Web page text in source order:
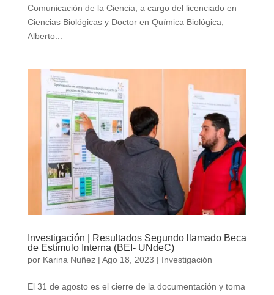
Comunicación de la Ciencia, a cargo del licenciado en
Ciencias Biológicas y Doctor en Química Biológica,
Alberto...
Investigación | Resultados Segundo llamado Beca
de Estímulo Interna (BEI- UNdeC)
por Karina Nuñez| Ago 18, 2023 | Investigación
El 31 de agosto es el cierre de la documentación y toma